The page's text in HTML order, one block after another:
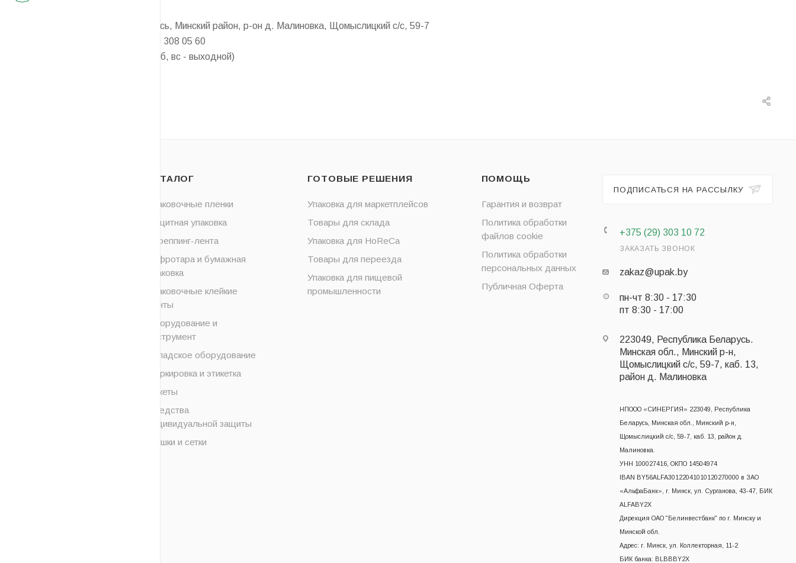
Республика Беларусь, Минский район, р-он д. Малиновка, Щомыслицкий с/с, 59-7
+375 29 308 05 60
08:30 - 17.30 (сб, вс - выходной)
КАТАЛОГ
Упаковочные пленки
Защитная упаковка
Стреппинг-лента
Гофротара и бумажная
упаковка
Упаковочные клейкие
ленты
Оборудование и
инструмент
Складское оборудование
Маркировка и этикетка
Пакеты
Средства
индивидуальной защиты
Мешки и сетки
ГОТОВЫЕ РЕШЕНИЯ
Упаковка для маркетплейсов
Товары для склада
Упаковка для HoReCa
Товары для переезда
Упаковка для пищевой
промышленности
ПОМОЩЬ
Гарантия и возврат
Политика обработки
файлов cookie
Политика обработки
персональных данных
Публичная Оферта
ПОДПИСАТЬСЯ НА РАССЫЛКУ
+375 (29) 303 10 72
ЗАКАЗАТЬ ЗВОНОК
zakaz@upak.by
пн-чт 8:30 - 17:30
пт 8:30 - 17:00
223049, Республика Беларусь.
Минская обл., Минский р-н,
Щомыслицкий с/с, 59-7, каб. 13,
район д. Малиновка
НПООО «СИНЕРГИЯ» 223049, Республика
Беларусь, Минская обл., Минский р-н,
Щомыслицкий с/с, 59-7, каб. 13, район д.
Малиновка.
УНН 100027416, ОКПО 14504974
IBAN BY56ALFA30122041010120270000 в ЗАО
«АльфаБанк», г. Минск, ул. Сурганова, 43-47, БИК
ALFABY2X
Дирекция ОАО "Белинвестбанк" по г. Минску и
Минской обл.
Адрес: г. Минск, ул. Коллекторная, 11-2
БИК банка: BLBBBY2X